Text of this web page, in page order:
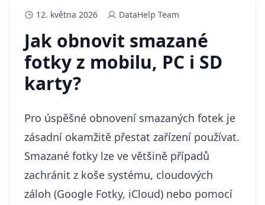
12. května 2026 DataHelp Team
Jak obnovit smazané
fotky z mobilu, PC i SD
karty?
Pro úspěšné obnovení smazaných fotek je
zásadní okamžitě přestat zařízení používat.
Smazané fotky lze ve většině případů
zachránit z koše systému, cloudových
záloh (Google Fotky, iCloud) nebo pomocí